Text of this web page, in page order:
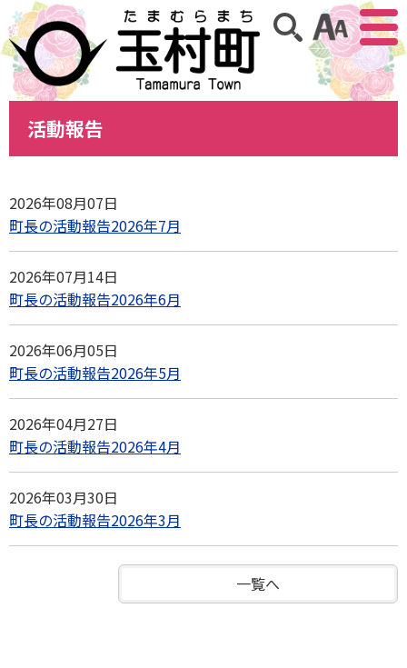
アクセ
サイト内検索
活動報告
2026年08月07日
町長の活動報告2026年7月
2026年07月14日
町長の活動報告2026年6月
2026年06月05日
町長の活動報告2026年5月
2026年04月27日
町長の活動報告2026年4月
2026年03月30日
町長の活動報告2026年3月
一覧へ